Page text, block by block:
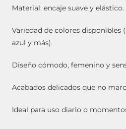
Material: encaje suave y elástico.
Variedad de colores disponibles
azul y más).
Diseño cómodo, femenino y
Acabados delicados que no
Ideal para uso diario o